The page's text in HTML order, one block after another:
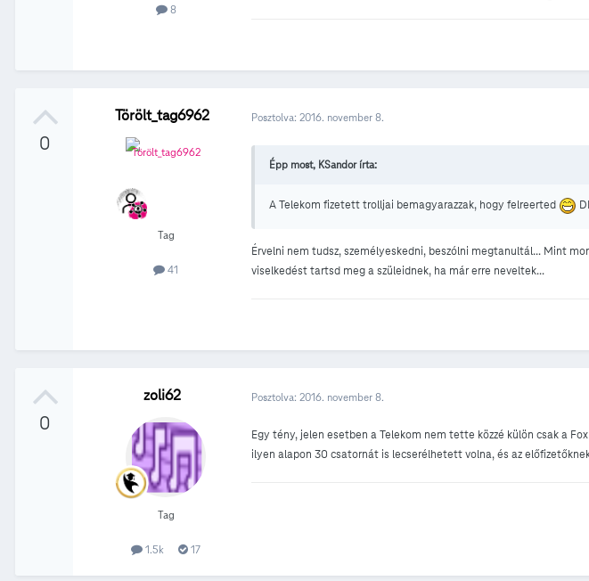
8
0
Törölt_tag6962
Tag
41
Posztolva: 2016. november 8.
Épp most, KSandor írta:
A Telekom fizetett trolljai bemagyarazzak, hogy felreerted
Érvelni nem tudsz, személyeskedni, beszólni megtanultál... Mint
viselkedést tartsd meg a szüleidnek, ha már erre neveltek...
0
zoli62
Tag
1.5k 17
Posztolva: 2016. november 8.
Egy tény, jelen esetben a Telekom nem tette közzé külön csak a
ilyen alapon 30 csatornát is lecserélhetett volna, és az